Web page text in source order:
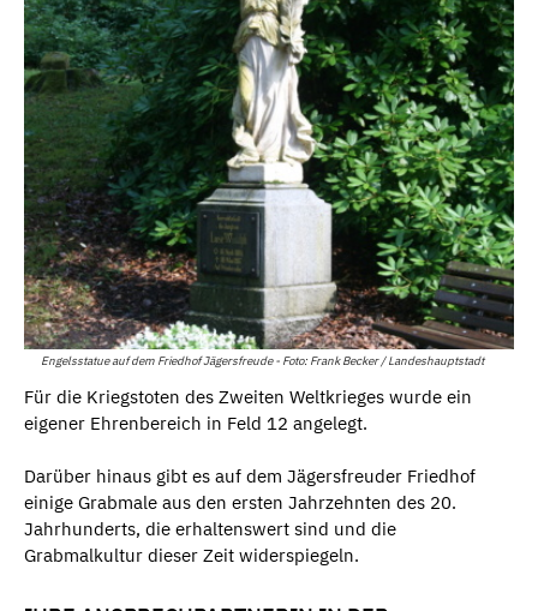
Engelsstatue auf dem Friedhof Jägersfreude - Foto: Frank Becker / Landeshauptstadt
Für die Kriegstoten des Zweiten Weltkrieges wurde ein
eigener Ehrenbereich in Feld 12 angelegt.
Darüber hinaus gibt es auf dem Jägersfreuder Friedhof
einige Grabmale aus den ersten Jahrzehnten des 20.
Jahrhunderts, die erhaltenswert sind und die
Grabmalkultur dieser Zeit widerspiegeln.